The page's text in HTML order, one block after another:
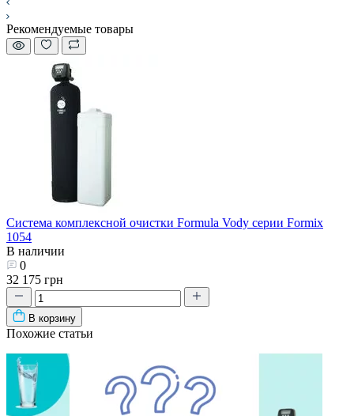
Рекомендуемые товары
Система комплексной очистки Formula Vody серии Formix
1054
В наличии
0
32 175 грн
В корзину
Похожие статьи